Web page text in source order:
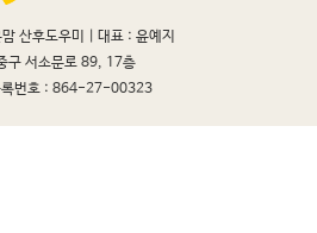
산후도우미 | 대표 : 윤예지
구 서소문로 89, 17층
록번호 : 864-27-00323